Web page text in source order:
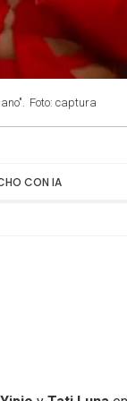
Foto: captura
CON IA